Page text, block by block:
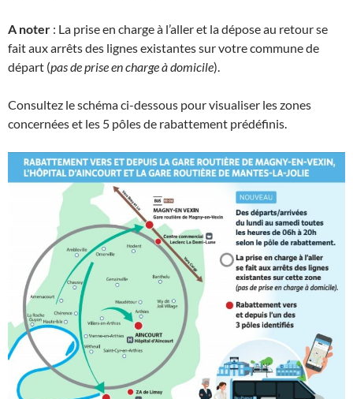
A noter : La prise en charge à l’aller et la dépose au retour se
fait aux arrêts des lignes existantes sur votre commune de
départ (pas de prise en charge à domicile).
Consultez le schéma ci-dessous pour visualiser les zones
concernées et les 5 pôles de rabattement prédéfinis.